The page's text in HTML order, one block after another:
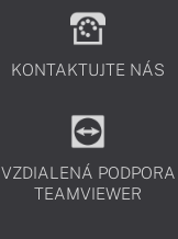
KONTAKTUJTE NÁS
VZDIALENÁ PODPORA
TEAMVIEWER